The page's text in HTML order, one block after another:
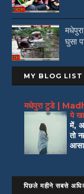
घुसा
MY BLOG LIST
मधेपुरा टुडे |
ये
में,
तो
पिछले महीने सबसे